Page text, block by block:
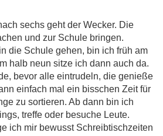
sechs geht der Wecker. Die
und zur Schule bringen.
die Schule gehen, bin ich früh am
halb neun sitze ich dann auch da.
bevor alle eintrudeln, die genieße
einfach mal ein bisschen Zeit für
zu sortieren. Ab dann bin ich
treffe oder besuche Leute.
ich mir bewusst Schreibtischzeiten